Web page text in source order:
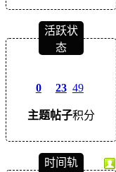
活跃状
态
0
主题
23
帖子
49
积分
时间轨